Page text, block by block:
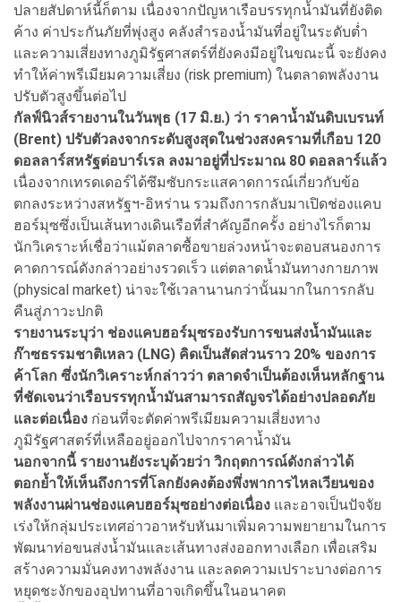
ปลายสัปดาห์นี้ก็ตาม เนื่องจากปัญหาเรือบรรทุกน้ำมันที่ยังติด
ค้าง ค่าประกันภัยที่พุ่งสูง คลังสำรองน้ำมันที่อยู่ในระดับต่ำ
และความเสี่ยงทางภูมิรัฐศาสตร์ที่ยังคงมีอยู่ในขณะนี้ จะยังคง
ทำให้ค่าพรีเมียมความเสี่ยง (risk premium) ในตลาดพลังงาน
ปรับตัวสูงขึ้นต่อไป
กัลฟ์นิวส์รายงานในวันพุธ (17 มิ.ย.) ว่า ราคาน้ำมันดิบเบรนท์
(Brent) ปรับตัวลงจากระดับสูงสุดในช่วงสงครามที่เกือบ 120
ดอลลาร์สหรัฐต่อบาร์เรล ลงมาอยู่ที่ประมาณ 80 ดอลลาร์แล้ว
เนื่องจากเทรดเดอร์ได้ซึมซับกระแสคาดการณ์เกี่ยวกับข้อ
ตกลงระหว่างสหรัฐฯ-อิหร่าน รวมถึงการกลับมาเปิดช่องแคบ
ฮอร์มุซซึ่งเป็นเส้นทางเดินเรือที่สำคัญอีกครั้ง อย่างไรก็ตาม
นักวิเคราะห์เชื่อว่าแม้ตลาดซื้อขายล่วงหน้าจะตอบสนองการ
คาดการณ์ดังกล่าวอย่างรวดเร็ว แต่ตลาดน้ำมันทางกายภาพ
(physical market) น่าจะใช้เวลานานกว่านั้นมากในการกลับ
คืนสู่ภาวะปกติ
รายงานระบุว่า ช่องแคบฮอร์มุซรองรับการขนส่งน้ำมันและ
ก๊าซธรรมชาติเหลว (LNG) คิดเป็นสัดส่วนราว 20% ของการ
ค้าโลก ซึ่งนักวิเคราะห์กล่าวว่า ตลาดจำเป็นต้องเห็นหลักฐาน
ที่ชัดเจนว่าเรือบรรทุกน้ำมันสามารถสัญจรได้อย่างปลอดภัย
และต่อเนื่อง ก่อนที่จะตัดค่าพรีเมียมความเสี่ยงทาง
ภูมิรัฐศาสตร์ที่เหลืออยู่ออกไปจากราคาน้ำมัน
นอกจากนี้ รายงานยังระบุด้วยว่า วิกฤตการณ์ดังกล่าวได้
ตอกย้ำให้เห็นถึงการที่โลกยังคงต้องพึ่งพาการไหลเวียนของ
พลังงานผ่านช่องแคบฮอร์มุซอย่างต่อเนื่อง และอาจเป็นปัจจัย
เร่งให้กลุ่มประเทศอ่าวอาหรับหันมาเพิ่มความพยายามในการ
พัฒนาท่อขนส่งน้ำมันและเส้นทางส่งออกทางเลือก เพื่อเสริม
สร้างความมั่นคงทางพลังงาน และลดความเปราะบางต่อการ
หยุดชะงักของอุปทานที่อาจเกิดขึ้นในอนาคต